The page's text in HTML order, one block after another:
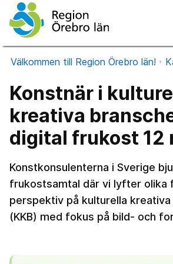
Välkommen till Region Örebro län!
Konstnär i
kreativa
digital frukost 12
Konstkonsulenterna i Sverige
frukostsamtal där vi lyfter olika
perspektiv på kulturella
(KKB) med fokus på bild- och